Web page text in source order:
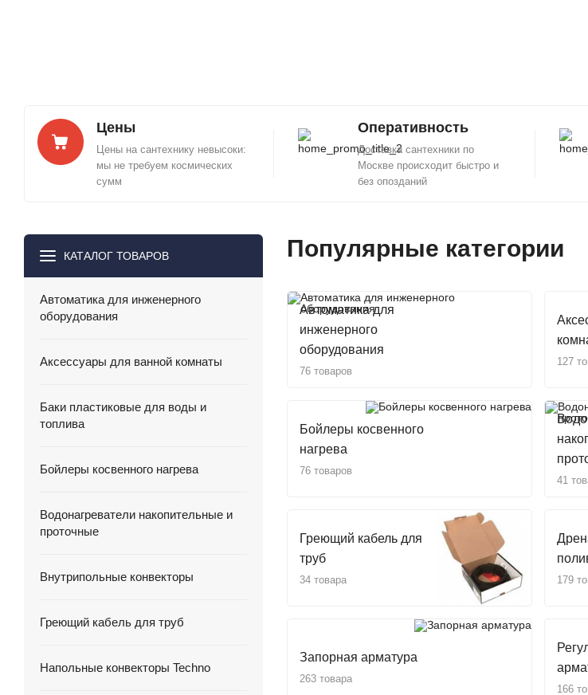
Цены
Цены на сантехнику невысоки:
мы не требуем космических
сумм
Оперативность
Доставка сантехники по
Москве происходит быстро и
без опозданий
КАТАЛОГ ТОВАРОВ
Автоматика для инженерного
оборудования
Аксессуары для ванной комнаты
Баки пластиковые для воды и
топлива
Бойлеры косвенного нагрева
Водонагреватели накопительные и
проточные
Внутрипольные конвекторы
Греющий кабель для труб
Напольные конвекторы Techno
Популярные категории
Автоматика для
инженерного
оборудования
76 товаров
127
Бойлеры косвенного
нагрева
76 товаров
41
Греющий кабель для
труб
34 товара 179
Запорная арматура
263 товара
166